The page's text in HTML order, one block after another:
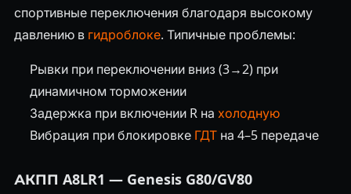
спортивные переключения благодаря высокому
давлению в гидроблоке. Типичные проблемы:
Рывки при переключении вниз (3→2) при
динамичном торможении
Задержка при включении R на холодную
Вибрация при блокировке ГДТна 4–5 передаче
АКПП A8LR1 — Genesis G80/GV80